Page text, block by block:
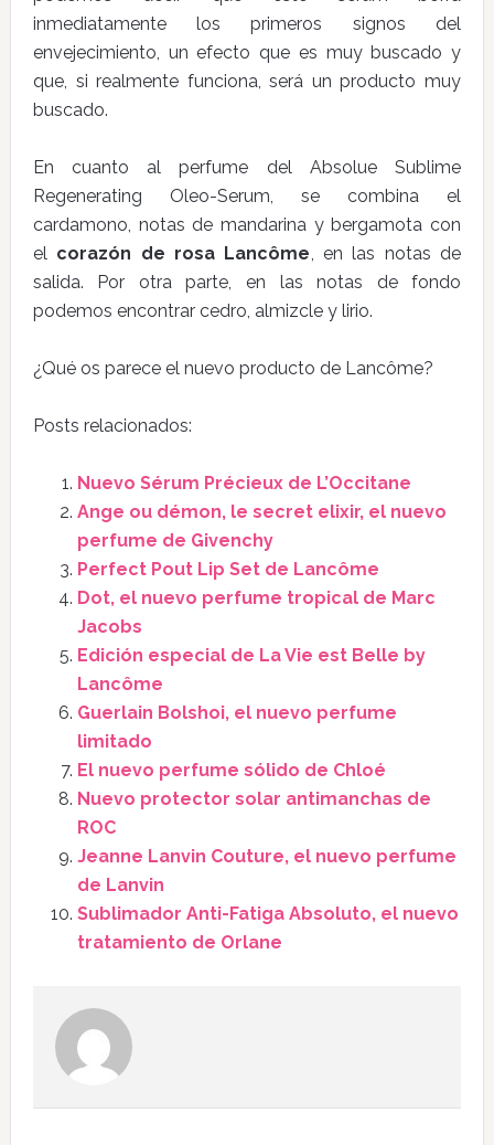
inmediatamente los primeros signos del
envejecimiento, un efecto que es muy buscado y
que, si realmente funciona, será un producto muy
buscado.
En cuanto al perfume del Absolue Sublime
Regenerating Oleo-Serum, se combina el
cardamono, notas de mandarina y bergamota con
el corazón de rosa Lancôme, en las notas de
salida. Por otra parte, en las notas de fondo
podemos encontrar cedro, almizcle y lirio.
¿Qué os parece el nuevo producto de Lancôme?
Posts relacionados:
Nuevo Sérum Précieux de L’Occitane
Ange ou démon, le secret elixir, el nuevo
perfume de Givenchy
Perfect Pout Lip Set de Lancôme
Dot, el nuevo perfume tropical de Marc
Jacobs
Edición especial de La Vie est Belle by
Lancôme
Guerlain Bolshoi, el nuevo perfume
limitado
El nuevo perfume sólido de Chloé
Nuevo protector solar antimanchas de
ROC
Jeanne Lanvin Couture, el nuevo perfume
de Lanvin
Sublimador Anti-Fatiga Absoluto, el nuevo
tratamiento de Orlane